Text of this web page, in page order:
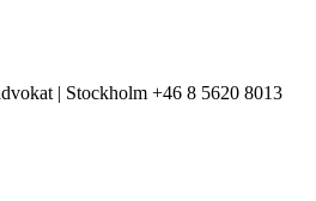
| Stockholm +46 8 5620 8013